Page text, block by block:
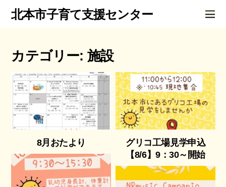
北本市子育て支援センター
カテゴリー: 施設
8月おたより
グリコ工場見学申込
【8/6】9：30～開始